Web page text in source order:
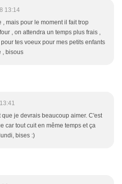
13:14
, mais pour le moment il fait trop
, on attendra un temps plus frais ,
tes voeux pour mes petits enfants
, bisous
je devrais beaucoup aimer. C'est
car tout cuit en même temps et ça
bises :)